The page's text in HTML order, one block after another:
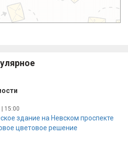
15:00
здание на Невском проспекте
цветовое решение